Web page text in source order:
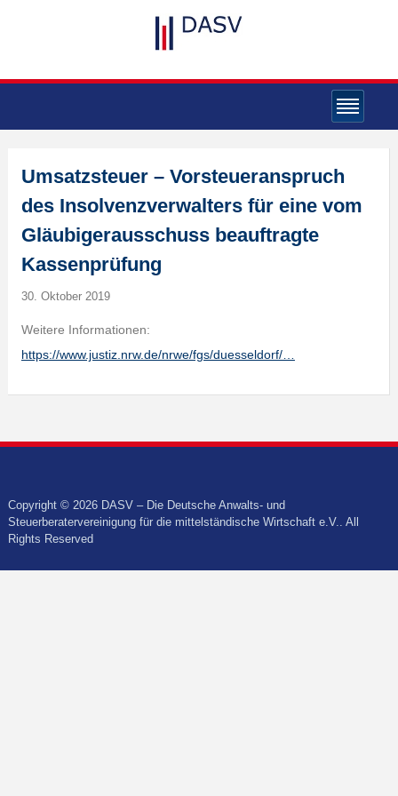
Umsatzsteuer – Vorsteueranspruch
des Insolvenzverwalters für eine vom
Gläubigerausschuss beauftragte
Kassenprüfung
30. Oktober 2019
Weitere Informationen:
https://www.justiz.nrw.de/nrwe/fgs/duesseldorf/…
Copyright © 2026 DASV – Die Deutsche Anwalts- und
Steuerberatervereinigung für die mittelständische Wirtschaft e.V.. All
Rights Reserved